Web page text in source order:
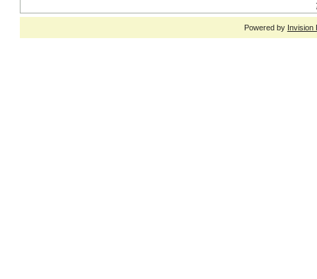
Powered by Invision